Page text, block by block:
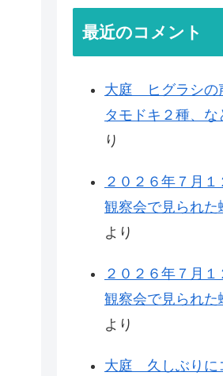
最近のコメント
大庭 ヒグラシの
タモドキ２種、な
り
２０２６年７月
観察会で見られた
より
２０２６年７月
観察会で見られた
より
大庭 久しぶりに